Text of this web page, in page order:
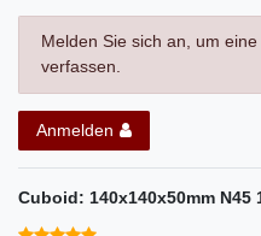
Melden Sie sich an, um
verfassen.
Anmelden
Cuboid: 140x140x50mm N45